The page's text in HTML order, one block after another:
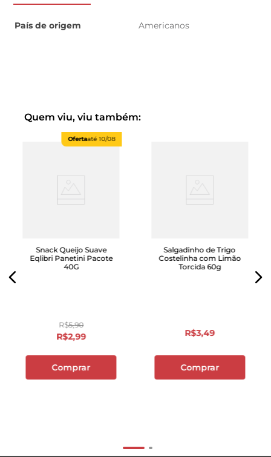
País de origem Americanos
Quem viu, viu também:
Ofertaaté10/08
Snack Queijo Suave
Eqlibri Panetini Pacote
40G
R$5,90
R$2,99
Comprar
Salgadinho de Trigo
Costelinha com Limão
Torcida 60g
R$3,49
Comprar